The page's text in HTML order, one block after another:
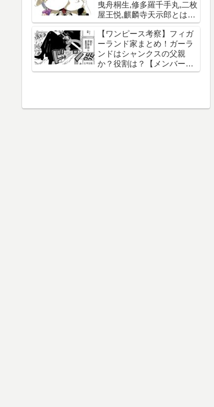
曳舟桐生,修多羅千手丸,二枚
屋王悦,麒麟寺天示郎とは？
王鍵とは？異名は？声優CV
は？必殺技は？【霊王宮】
【泉湯鬼・穀王・刀神・大
織守・まなこ和尚】
【ワンピース考察】フィガ
ーランド家まとめ！ガーラ
ンドはシャンクスの父親
か？役割は？【メンバー一
覧】